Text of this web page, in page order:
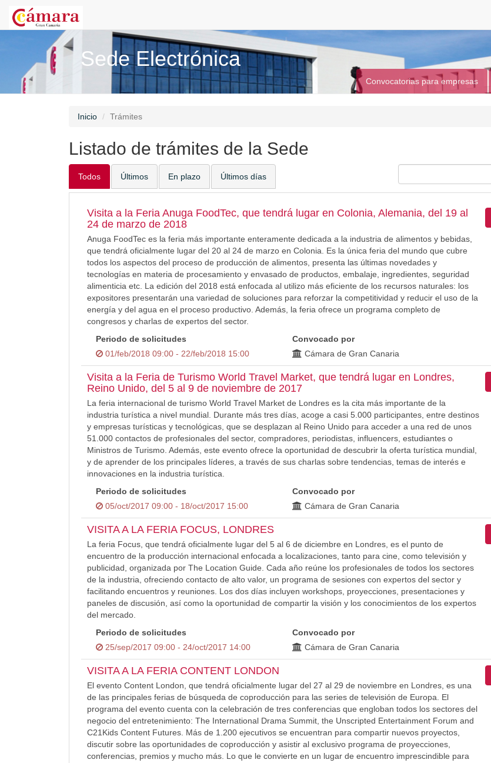
Sede Electrónica
Convocatorias para empresas
Inicio Trámites
Listado de trámites de la Sede
Todos Últimos En plazo Últimos días
Visita a la Feria Anuga FoodTec, que tendrá lugar en Colonia, Alemania, del 19 al
24 de marzo de 2018
Anuga FoodTec es la feria más importante enteramente dedicada a la industria de alimentos y bebidas,
que tendrá oficialmente lugar del 20 al 24 de marzo en Colonia. Es la única feria del mundo que cubre
todos los aspectos del proceso de producción de alimentos, presenta las últimas novedades y
tecnologías en materia de procesamiento y envasado de productos, embalaje, ingredientes, seguridad
alimenticia etc. La edición del 2018 está enfocada al utilizo más eficiente de los recursos naturales: los
expositores presentarán una variedad de soluciones para reforzar la competitividad y reducir el uso de la
energía y del agua en el proceso productivo. Además, la feria ofrece un programa completo de
congresos y charlas de expertos del sector.
Periodo de solicitudes
01/feb/2018 09:00 - 22/feb/2018 15:00
Convocado por
Cámara de Gran Canaria
Visita a la Feria de Turismo World Travel Market, que tendrá lugar en Londres,
Reino Unido, del 5 al 9 de noviembre de 2017
La feria internacional de turismo World Travel Market de Londres es la cita más importante de la
industria turística a nivel mundial. Durante más tres días, acoge a casi 5.000 participantes, entre destinos
y empresas turísticas y tecnológicas, que se desplazan al Reino Unido para acceder a una red de unos
51.000 contactos de profesionales del sector, compradores, periodistas, influencers, estudiantes o
Ministros de Turismo. Además, este evento ofrece la oportunidad de descubrir la oferta turística mundial,
y de aprender de los principales líderes, a través de sus charlas sobre tendencias, temas de interés e
innovaciones en la industria turística.
Periodo de solicitudes
05/oct/2017 09:00 - 18/oct/2017 15:00
Convocado por
Cámara de Gran Canaria
VISITA A LA FERIA FOCUS, LONDRES
La feria Focus, que tendrá oficialmente lugar del 5 al 6 de diciembre en Londres, es el punto de
encuentro de la producción internacional enfocada a localizaciones, tanto para cine, como televisión y
publicidad, organizada por The Location Guide. Cada año reúne los profesionales de todos los sectores
de la industria, ofreciendo contacto de alto valor, un programa de sesiones con expertos del sector y
facilitando encuentros y reuniones. Los dos días incluyen workshops, proyecciones, presentaciones y
paneles de discusión, así como la oportunidad de compartir la visión y los conocimientos de los expertos
del mercado.
Periodo de solicitudes
25/sep/2017 09:00 - 24/oct/2017 14:00
Convocado por
Cámara de Gran Canaria
VISITA A LA FERIA CONTENT LONDON
El evento Content London, que tendrá oficialmente lugar del 27 al 29 de noviembre en Londres, es una
de las principales ferias de búsqueda de coproducción para las series de televisión de Europa. El
programa del evento cuenta con la celebración de tres conferencias que engloban todos los sectores del
negocio del entretenimiento: The International Drama Summit, the Unscripted Entertainment Forum and
C21Kids Content Futures. Más de 1.200 ejecutivos se encuentran para compartir nuevos proyectos,
discutir sobre las oportunidades de coproducción y asistir al exclusivo programa de proyecciones,
conferencias, premios y mucho más. Lo que le convierte en un lugar de encuentro imprescindible para